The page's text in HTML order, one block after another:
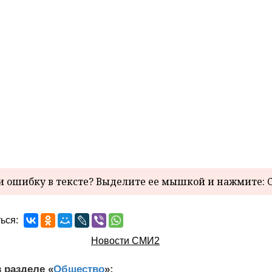
в тексте? Выделите ее мышкой и нажмите:
Новости СМИ2
разделе «Общество»: